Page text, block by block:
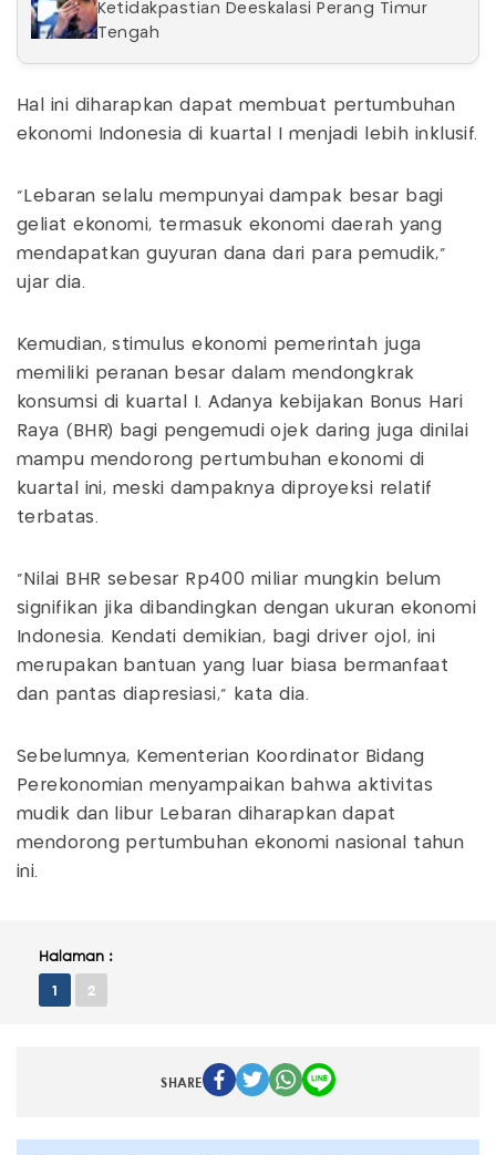
Ketidakpastian Deeskalasi Perang Timur
Tengah
Hal ini diharapkan dapat membuat pertumbuhan
ekonomi Indonesia di kuartal I menjadi lebih inklusif.
"Lebaran selalu mempunyai dampak besar bagi
geliat ekonomi, termasuk ekonomi daerah yang
mendapatkan guyuran dana dari para pemudik,"
ujar dia.
Kemudian, stimulus ekonomi pemerintah juga
memiliki peranan besar dalam mendongkrak
konsumsi di kuartal I. Adanya kebijakan Bonus Hari
Raya (BHR) bagi pengemudi ojek daring juga dinilai
mampu mendorong pertumbuhan ekonomi di
kuartal ini, meski dampaknya diproyeksi relatif
terbatas.
"Nilai BHR sebesar Rp400 miliar mungkin belum
signifikan jika dibandingkan dengan ukuran ekonomi
Indonesia. Kendati demikian, bagi driver ojol, ini
merupakan bantuan yang luar biasa bermanfaat
dan pantas diapresiasi," kata dia.
Sebelumnya, Kementerian Koordinator Bidang
Perekonomian menyampaikan bahwa aktivitas
mudik dan libur Lebaran diharapkan dapat
mendorong pertumbuhan ekonomi nasional tahun
ini.
Halaman :
1 2
SHARE